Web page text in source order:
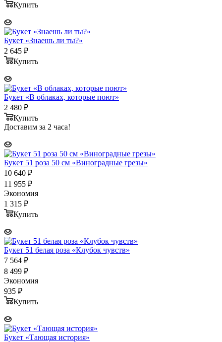
Купить
Букет «Знаешь ли ты?»
2 645 ₽
Купить
Букет «В облаках, которые поют»
2 480 ₽
Купить
Доставим за 2 часа!
Букет 51 роза 50 см «Виноградные грезы»
10 640 ₽
11 955 ₽
Экономия
1 315 ₽
Купить
Букет 51 белая роза «Клубок чувств»
7 564 ₽
8 499 ₽
Экономия
935 ₽
Купить
Букет «Тающая история»